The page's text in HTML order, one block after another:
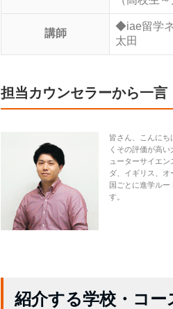
講師
◆iae留学
太田
担当カウンセラーから一言
皆さん、こんに
くその評価が高
ューターサイエ
ダ、イギリス、
国ごとに進学ル
す。
紹介する学校・コー